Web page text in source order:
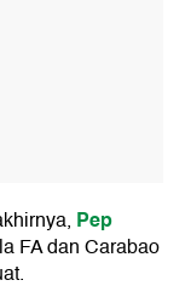
Pep
FA dan Carabao